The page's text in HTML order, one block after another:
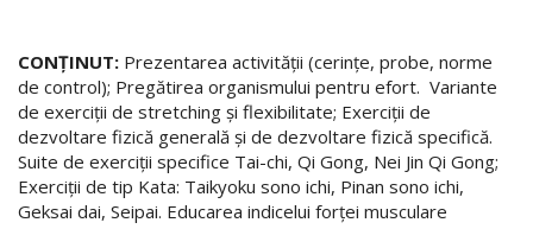
CONŢINUT: Prezentarea activităţii (cerinţe, probe, norme
de control); Pregătirea organismului pentru efort. Variante
de exerciţii de stretching şi flexibilitate; Exerciţii de
dezvoltare fizică generală şi de dezvoltare fizică specifică.
Suite de exerciţii specifice Tai-chi, Qi Gong, Nei Jin Qi Gong;
Exerciţii de tip Kata: Taikyoku sono ichi, Pinan sono ichi,
Geksai dai, Seipai. Educarea indicelui forţei musculare